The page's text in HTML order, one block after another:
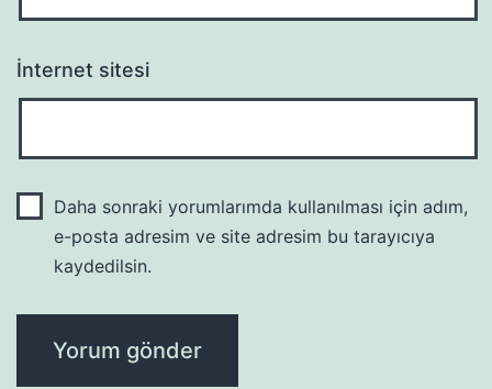
İnternet sitesi
Daha sonraki yorumlarımda kullanılması için adım,
e-posta adresim ve site adresim bu tarayıcıya
kaydedilsin.